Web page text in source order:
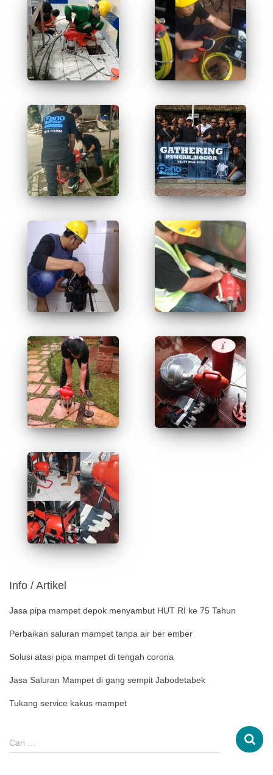
Info / Artikel
Jasa pipa mampet depok menyambut HUT RI ke 75 Tahun
Perbaikan saluran mampet tanpa air ber ember
Solusi atasi pipa mampet di tengah corona
Jasa Saluran Mampet di gang sempit Jabodetabek
Tukang service kakus mampet
Cari …